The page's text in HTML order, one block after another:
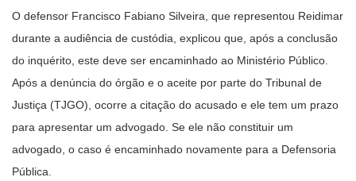
O defensor Francisco Fabiano Silveira, que representou Reidimar
durante a audiência de custódia, explicou que, após a conclusão
do inquérito, este deve ser encaminhado ao Ministério Público.
Após a denúncia do órgão e o aceite por parte do Tribunal de
Justiça (TJGO), ocorre a citação do acusado e ele tem um prazo
para apresentar um advogado. Se ele não constituir um
advogado, o caso é encaminhado novamente para a Defensoria
Pública.